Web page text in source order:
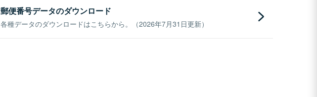
郵便番号データのダウンロード
各種データのダウンロードはこちらから。（2026年7月31日更新）